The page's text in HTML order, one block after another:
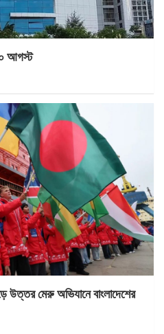
আগস্ট
উত্তর মেরু অভিযানে বাংলাদেশের